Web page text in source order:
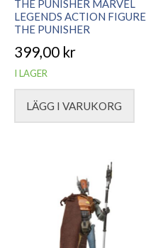
THE PUNISHER MARVEL
LEGENDS ACTION FIGURE
THE PUNISHER
399,00 kr
I LAGER
LÄGG I VARUKORG